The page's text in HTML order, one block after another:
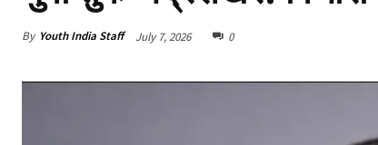
By Youth India Staff July 7, 2026 0